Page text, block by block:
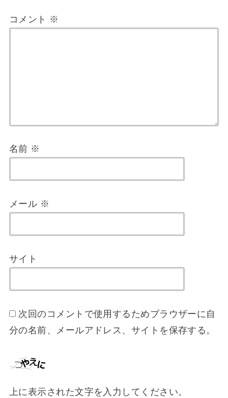
コメント ※
名前 ※
メール ※
サイト
次回のコメントで使用するためブラウザーに自
分の名前、メールアドレス、サイトを保存する。
上に表示された文字を入力してください。